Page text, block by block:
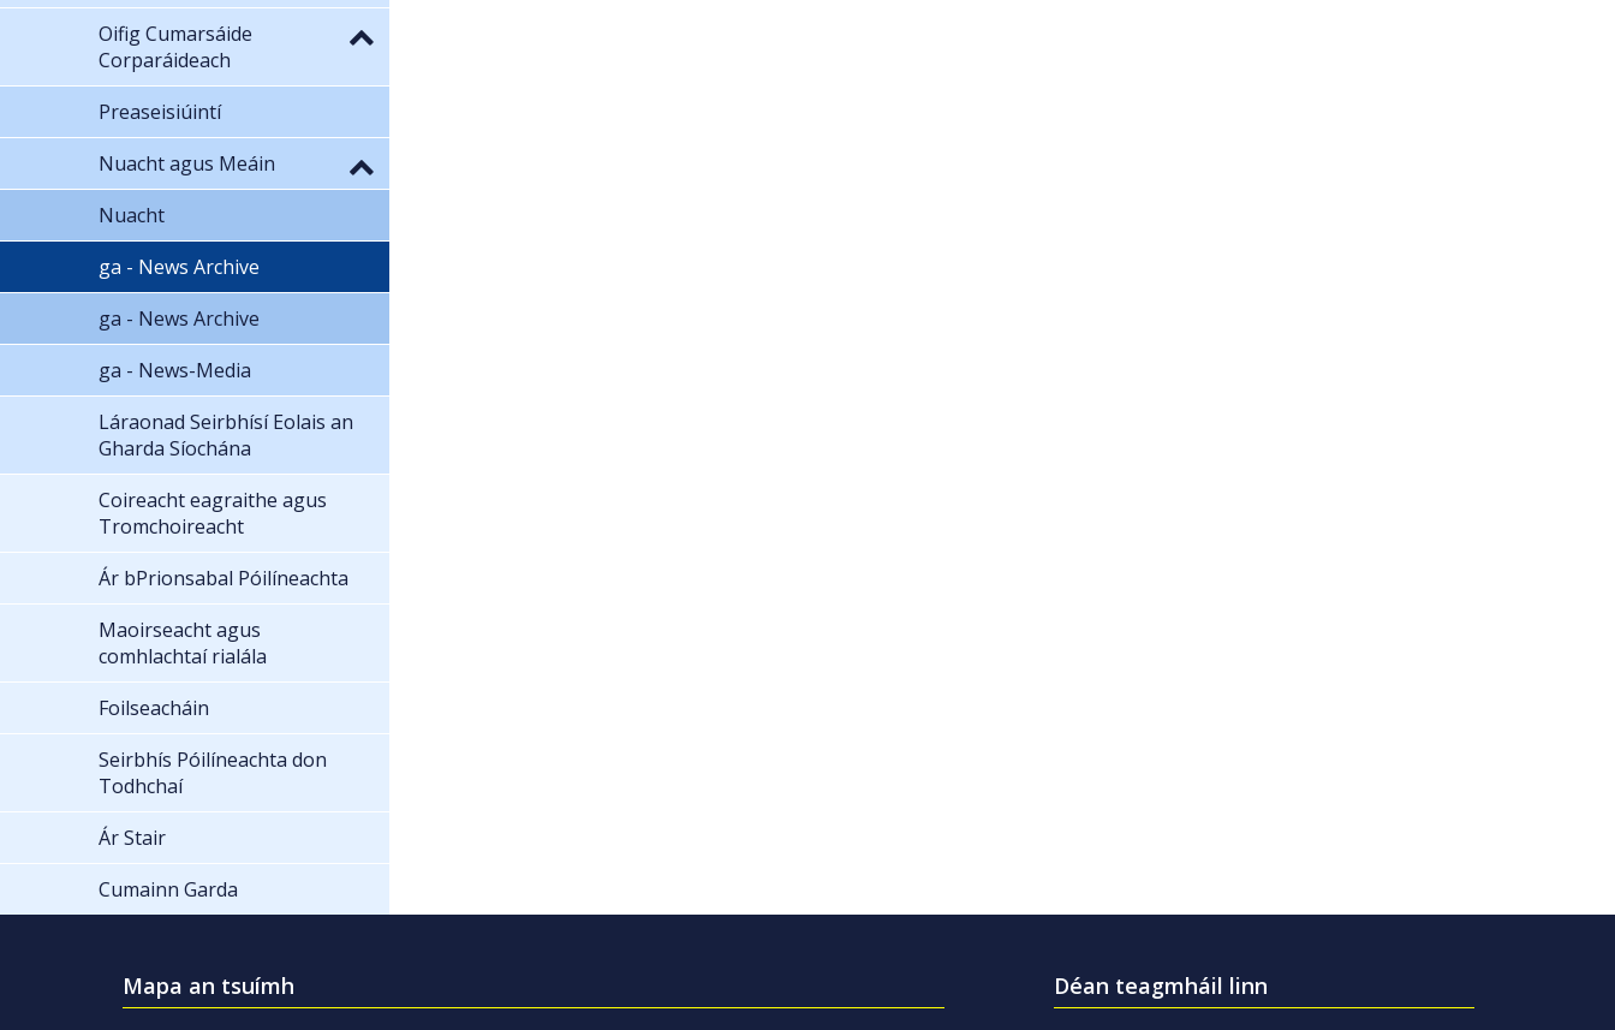
Oifig Cumarsáide
Corparáideach
Preaseisiúintí
Nuacht agus Meáin
Nuacht
ga - News Archive
ga - News Archive
ga - News-Media
Láraonad Seirbhísí Eolais an
Gharda Síochána
Coireacht eagraithe agus
Tromchoireacht
Ár bPrionsabal Póilíneachta
Maoirseacht agus
comhlachtaí rialála
Foilseacháin
Seirbhís Póilíneachta don
Todhchaí
Ár Stair
Cumainn Garda
Mapa an tsuímh Déan teagmháil linn